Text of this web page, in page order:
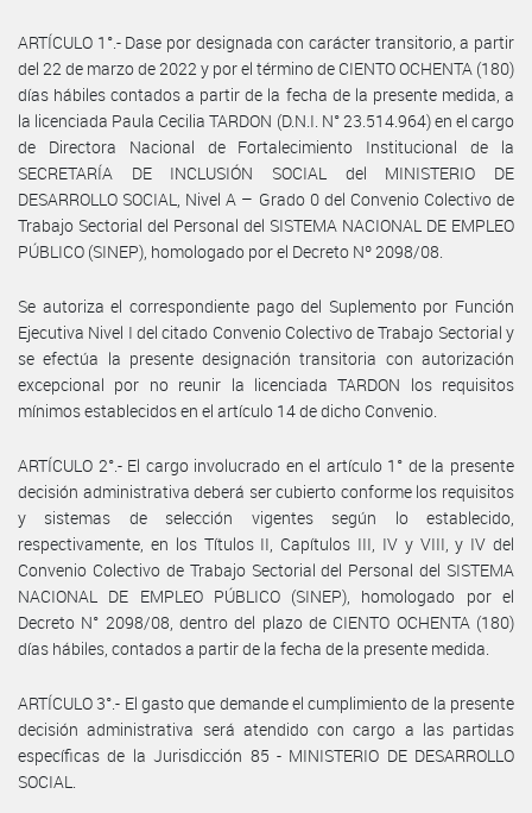
ARTÍCULO 1°.- Dase por designada con carácter transitorio, a partir
del 22 de marzo de 2022 y por el término de CIENTO OCHENTA (180)
días hábiles contados a partir de la fecha de la presente medida, a
la licenciada Paula Cecilia TARDON (D.N.I. N° 23.514.964) en el cargo
de Directora Nacional de Fortalecimiento Institucional de la
SECRETARÍA DE INCLUSIÓN SOCIAL del MINISTERIO DE
DESARROLLO SOCIAL, Nivel A – Grado 0 del Convenio Colectivo de
Trabajo Sectorial del Personal del SISTEMA NACIONAL DE EMPLEO
PÚBLICO (SINEP), homologado por el Decreto Nº 2098/08.
Se autoriza el correspondiente pago del Suplemento por Función
Ejecutiva Nivel I del citado Convenio Colectivo de Trabajo Sectorial y
se efectúa la presente designación transitoria con autorización
excepcional por no reunir la licenciada TARDON los requisitos
mínimos establecidos en el artículo 14 de dicho Convenio.
ARTÍCULO 2°.- El cargo involucrado en el artículo 1° de la presente
decisión administrativa deberá ser cubierto conforme los requisitos
y sistemas de selección vigentes según lo establecido,
respectivamente, en los Títulos II, Capítulos III, IV y VIII, y IV del
Convenio Colectivo de Trabajo Sectorial del Personal del SISTEMA
NACIONAL DE EMPLEO PÚBLICO (SINEP), homologado por el
Decreto N° 2098/08, dentro del plazo de CIENTO OCHENTA (180)
días hábiles, contados a partir de la fecha de la presente medida.
ARTÍCULO 3°.- El gasto que demande el cumplimiento de la presente
decisión administrativa será atendido con cargo a las partidas
específicas de la Jurisdicción 85 - MINISTERIO DE DESARROLLO
SOCIAL.